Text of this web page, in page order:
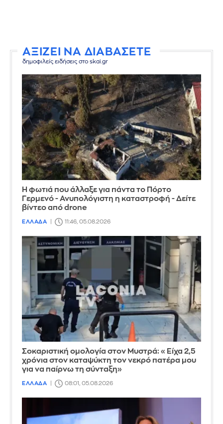
ΑΞΙΖΕΙ ΝΑ ΔΙΑΒΑΣΕΤΕ
δημοφιλείς ειδήσεις στο skai.gr
Η φωτιά που άλλαξε για πάντα το Πόρτο
Γερμενό - Ανυπολόγιστη η καταστροφή - Δείτε
βίντεο από drone
ΕΛΛΑΔΑ 11:46, 05.08.2026
Σοκαριστική ομολογία στον Μυστρά: «Είχα 2,5
χρόνια στον καταψύκτη τον νεκρό πατέρα μου
για να παίρνω τη σύνταξη»
ΕΛΛΑΔΑ 08:01, 05.08.2026